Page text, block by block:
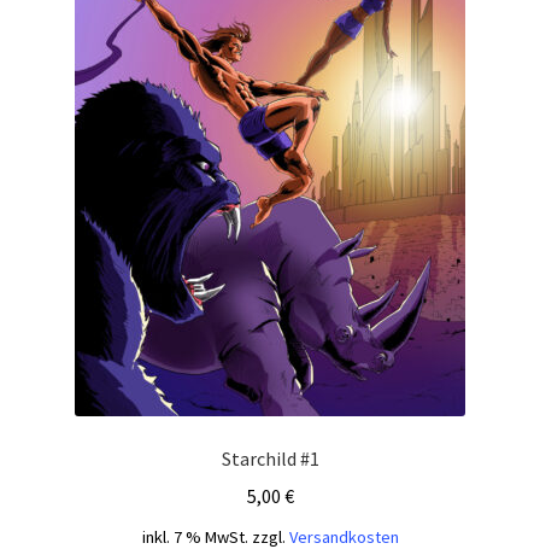
Starchild #1
5,00 €
inkl. 7 % MwSt. zzgl. Versandkosten